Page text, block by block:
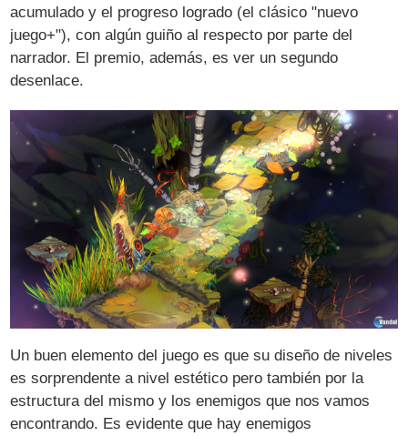
acumulado y el progreso logrado (el clásico "nuevo
juego+"), con algún guiño al respecto por parte del
narrador. El premio, además, es ver un segundo
desenlace.
Un buen elemento del juego es que su diseño de niveles
es sorprendente a nivel estético pero también por la
estructura del mismo y los enemigos que nos vamos
encontrando. Es evidente que hay enemigos